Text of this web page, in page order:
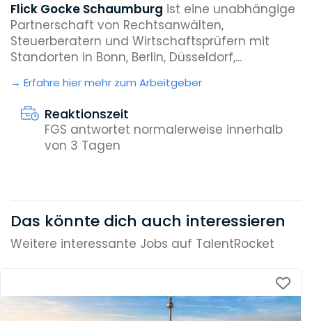
Flick Gocke Schaumburg ist eine unabhängige
Partnerschaft von Rechtsanwälten,
Steuerberatern und Wirtschaftsprüfern mit
Standorten in Bonn, Berlin, Düsseldorf,...
Erfahre hier mehr zum Arbeitgeber
Reaktionszeit
FGS antwortet normalerweise innerhalb
von 3 Tagen
Das könnte dich auch interessieren
Weitere interessante Jobs auf TalentRocket